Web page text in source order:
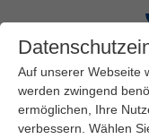
Startseite
Auf unserer Webseite
werden zwingend
ermöglichen, Ihre
verbessern. Wählen